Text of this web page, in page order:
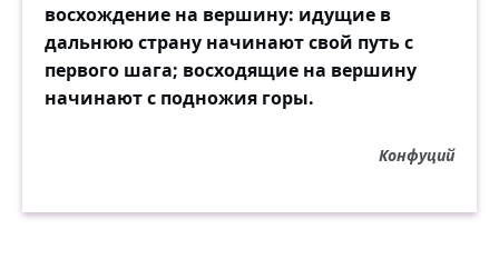
восхождение на вершину: идущие в
дальнюю страну начинают свой путь с
первого шага; восходящие на вершину
начинают с подножия горы.
Конфуций